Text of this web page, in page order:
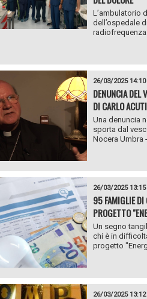
L’ambulatorio
dell’ospedale
radiofrequenza
26/03/2025 14:10
DENUNCIA DEL
DI CARLO
Una denuncia
sporta dal
Nocera Umbra -
26/03/2025 13:15
95 FAMIGLIE DI
PROGETTO
Un segno
chi è in
progetto
26/03/2025 13:12